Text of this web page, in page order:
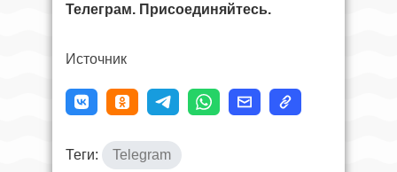
Телеграм. Присоединяйтесь.
Источник
Теги: Telegram